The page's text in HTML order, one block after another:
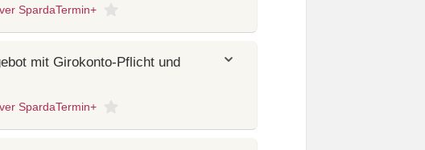
SpardaTermin+
mit Girokonto-Pflicht und
SpardaTermin+